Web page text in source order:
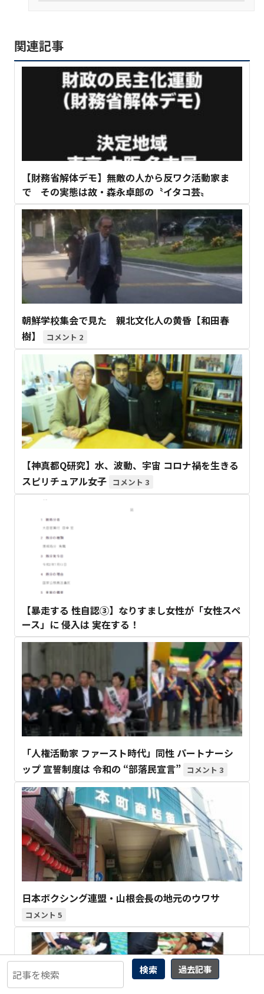
検索 過去記事
関連記事
【財務省解体デモ】無敵の人から反ワク活動家ま
で その実態は故・森永卓郎の〝イタコ芸〟
朝鮮学校集会で見た 親北文化人の黄昏【和田春
樹】
2
【神真都Q研究】水、波動、宇宙 コロナ禍を生きる
スピリチュアル女子
3
【暴走する 性自認③】なりすまし女性が「女性スペ
ース」に 侵入は 実在する！
「人権活動家 ファースト時代」同性 パートナーシ
ップ 宣誓制度は 令和の “部落民宣言”
3
日本ボクシング連盟・山根会長の地元のウワサ
5